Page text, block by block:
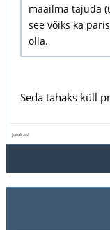
maailma tajuda
see võiks ka
olla.
Seda tahaks küll
Jutukas!